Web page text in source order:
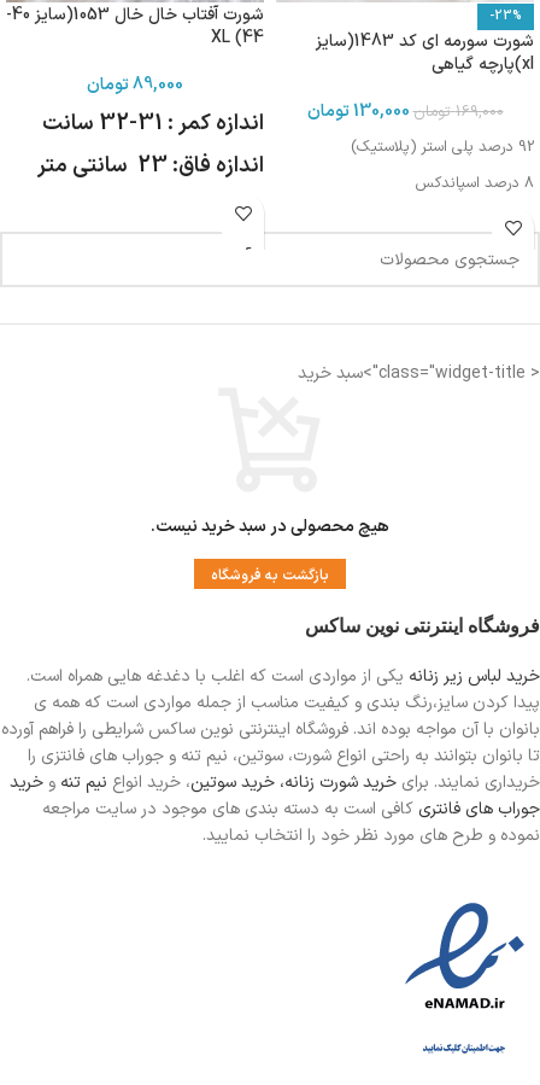
-23%
شورت سورمه ای کد 1483(سایز
xl)پارچه گیاهی
169,000 تومان130,000تومان
92 درصد پلی استر (پلاستیک)
8 درصد اسپاندکس
شورت آفتاب خال خال 1053(سایز 40-
44) XL
89,000تومان
اندازه کمر : 31-32 سانت
اندازه فاق: 23 سانتی متر
< class="widget-title">سبد خرید
هیچ محصولی در سبد خرید نیست.
بازگشت به فروشگاه
فروشگاه اینترنتی نوین ساکس
خرید لباس زیر زنانه یکی از مواردی است که اغلب با دغدغه هایی همراه است.
پیدا کردن سایز،رنگ بندی و کیفیت مناسب از جمله مواردی است که همه ی
بانوان با آن مواجه بوده اند. فروشگاه اینترنتی نوین ساکس شرایطی را فراهم آورده
تا بانوان بتوانند به راحتی انواع شورت، سوتین، نیم تنه و جوراب های فانتزی را
خریداری نمایند. برای خرید شورت زنانه، خرید سوتین، خرید انواع نیم تنه و خرید
جوراب های فانتری کافی است به دسته بندی های موجود در سایت مراجعه
نموده و طرح های مورد نظر خود را انتخاب نمایید.